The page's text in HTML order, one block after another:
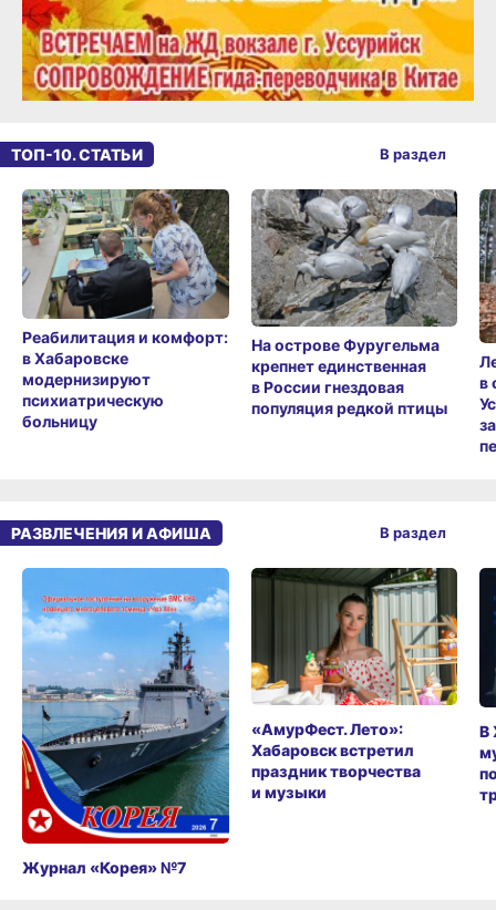
ТОП-10. СТАТЬИ
Реабилитация и комфорт:
в Хабаровске
модернизируют
психиатрическую
больницу
На острове Фуругельма
крепнет единственная
в России гнездовая
популяция редкой птицы
в
В раздел
РАЗВЛЕЧЕНИЯ И АФИША
Журнал «Корея» №7
«АмурФест. Лето»:
Хабаровск встретил
праздник творчества
и музыки
В
В раздел